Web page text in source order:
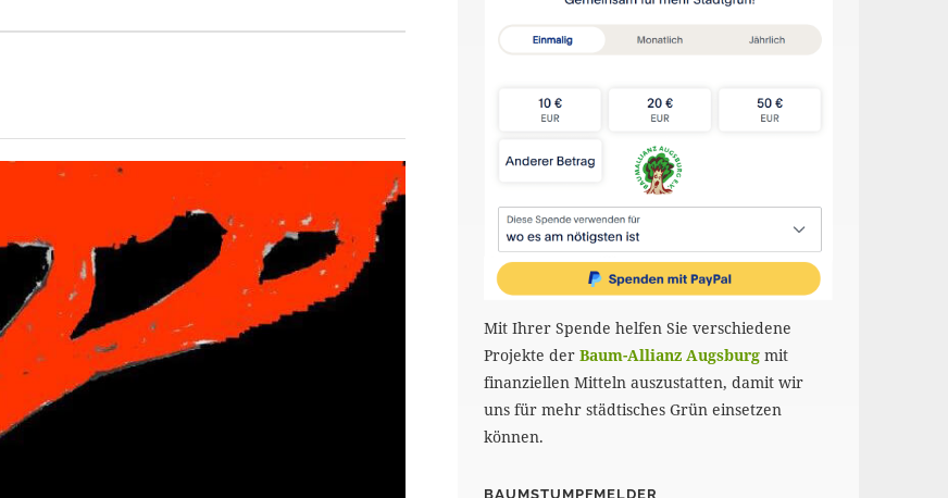
Mit Ihrer Spende helfen Sie verschiedene
Projekte derBaum-Allianz Augsburg mit
finanziellen Mitteln auszustatten, damit wir
uns für mehr städtisches Grün einsetzen
können.
BAUMSTUMPFMELDER